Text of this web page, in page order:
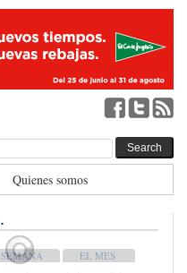
Quienes somos
MONTH